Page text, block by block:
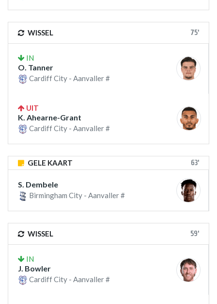
WISSEL 75'
IN
O. Tanner
Cardiff City - Aanvaller #
UIT
K. Ahearne-Grant
Cardiff City - Aanvaller #
GELE KAART 63'
S. Dembele
Birmingham City - Aanvaller #
WISSEL 59'
IN
J. Bowler
Cardiff City - Aanvaller #